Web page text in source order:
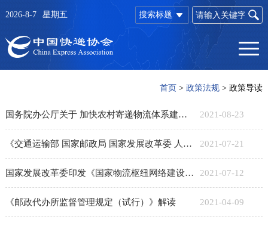
搜索标题
2026-8-7 星期五
首页 >政策法规 >政策导读
国务院办公厅关于 加快农村寄递物流体系建设的意见 2021-08-23
《交通运输部 国家邮政局 国家发展改革委 人力资源社会保障部 商务部 市场监管总局 全国总工会关于做好快递员群体合法权益保障工作的意见》解读 2021-07-21
国家发展改革委印发《国家物流枢纽网络建设实施方案（2021-2025年）》 2021-07-12
​《邮政代办所监督管理规定（试行）》解读 2021-04-09